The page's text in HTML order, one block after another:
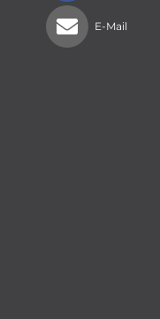
E-Mail